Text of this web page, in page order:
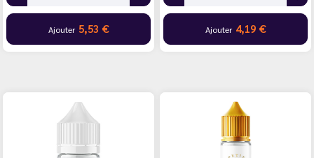
Ajouter 5,53 € Ajouter 4,19 €